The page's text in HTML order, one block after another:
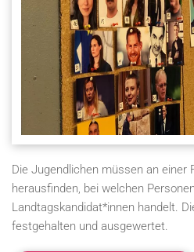
Die Jugendlichen müssen an einer
herausfinden, bei welchen
Landtagskandidat*innen handelt.
festgehalten und ausgewertet.